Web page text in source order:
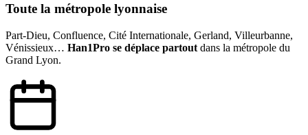
Toute la métropole lyonnaise
Part-Dieu, Confluence, Cité Internationale, Gerland, Villeurbanne,
Vénissieux… Han1Pro se déplace partout dans la métropole du
Grand Lyon.